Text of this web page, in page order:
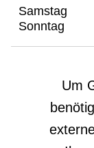
Samstag
Sonntag
Um